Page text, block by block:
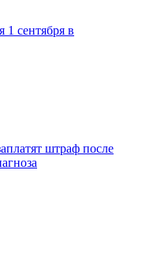
сентября в
штраф после